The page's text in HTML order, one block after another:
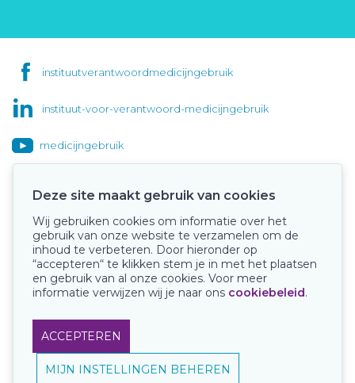
instituutverantwoordmedicijngebruik
instituut-voor-verantwoord-medicijngebruik
medicijngebruik
Onze keurmerken
Deze site maakt gebruik van cookies
Wij gebruiken cookies om informatie over het
gebruik van onze website te verzamelen om de
inhoud te verbeteren. Door hieronder op
“accepteren“ te klikken stem je in met het plaatsen
en gebruik van al onze cookies. Voor meer
informatie verwijzen wij je naar ons cookiebeleid.
ACCEPTEREN
MIJN INSTELLINGEN BEHEREN